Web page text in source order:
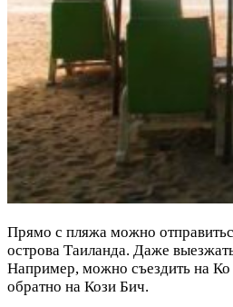
Прямо с пляжа можно
острова Таиланда. Даже
Например, можно съездить на Ко
обратно на Кози Бич.